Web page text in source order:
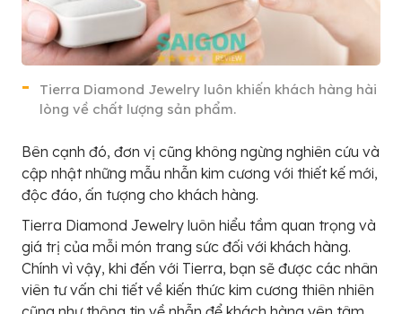
Tierra Diamond Jewelry luôn khiến khách hàng hài
lòng về chất lượng sản phẩm.
Bên cạnh đó, đơn vị cũng không ngừng nghiên cứu và
cập nhật những mẫu nhẫn kim cương với thiết kế mới,
độc đáo, ấn tượng cho khách hàng.
Tierra Diamond Jewelry luôn hiểu tầm quan trọng và
giá trị của mỗi món trang sức đối với khách hàng.
Chính vì vậy, khi đến với Tierra, bạn sẽ được các nhân
viên tư vấn chi tiết về kiến thức kim cương thiên nhiên